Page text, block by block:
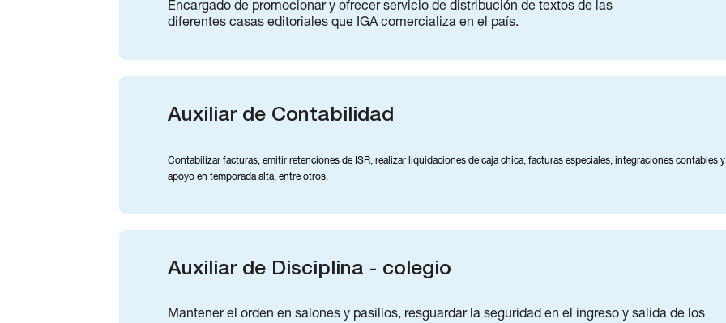
Encargado de promocionar y ofrecer servicio de distribución de textos de las
diferentes casas editoriales que IGA comercializa en el país.
Auxiliar de Contabilidad
Contabilizar facturas, emitir retenciones de ISR, realizar liquidaciones de caja chica, facturas especiales, integraciones contables y
apoyo en temporada alta, entre otros.
Auxiliar de Disciplina - colegio
Mantener el orden en salones y pasillos, resguardar la seguridad en el ingreso y salida de los